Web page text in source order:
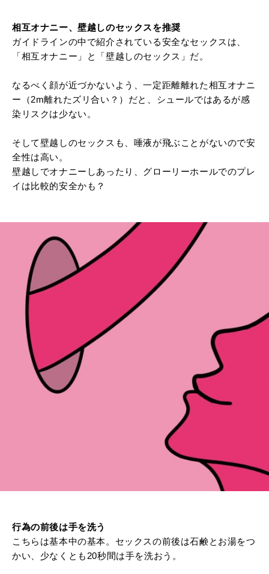
相互オナニー、壁越しのセックスを推奨
ガイドラインの中で紹介されている安全なセックスは、
「相互オナニー」と「壁越しのセックス」だ。
なるべく顔が近づかないよう、一定距離離れた相互オナニ
ー（2m離れたズリ合い？）だと、シュールではあるが感
染リスクは少ない。
そして壁越しのセックスも、唾液が飛ぶことがないので安
全性は高い。
壁越しでオナニーしあったり、グローリーホールでのプレ
イは比較的安全かも？
行為の前後は手を洗う
こちらは基本中の基本。セックスの前後は石鹸とお湯をつ
かい、少なくとも20秒間は手を洗おう。